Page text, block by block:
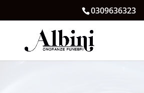
0309636323